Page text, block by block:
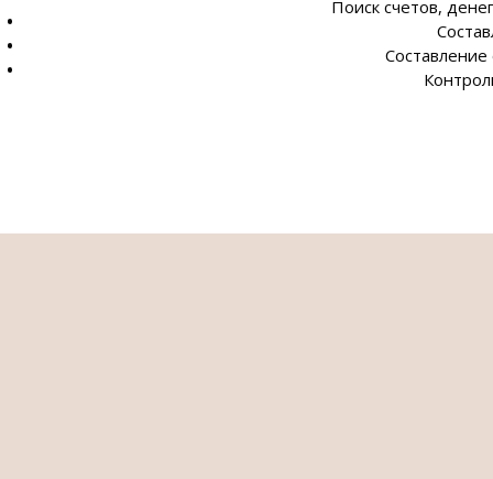
Поиск счетов,